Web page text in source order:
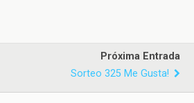
Próxima Entrada
Sorteo 325 Me Gusta!